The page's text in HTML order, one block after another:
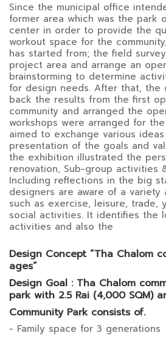
Since the municipal office
former area which was the park
center in order to provide the
workout space for the
has started from; the field
project area and arrange an
brainstorming to determine
for design needs. After that, the
back the results from the first
community and arranged the
workshops were arranged for
aimed to exchange various
presentation of the goals and
the exhibition illustrated the
renovation, Sub-group activities
Including reflections in the big
designers are aware of a variety
such as exercise, leisure, trade,
social activities. It identifies the
activities and also the
Design Concept “Tha Chalom
ages”
Design Goal : Tha Chalom
park with 2.5 Rai (4,000 SQM)
Community Park consists of.
- Family space for 3 generations